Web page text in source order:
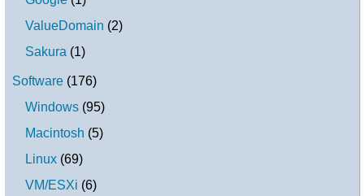
ValueDomain (2)
Sakura (1)
Software (176)
Windows (95)
Macintosh (5)
Linux (69)
VM/ESXi (6)